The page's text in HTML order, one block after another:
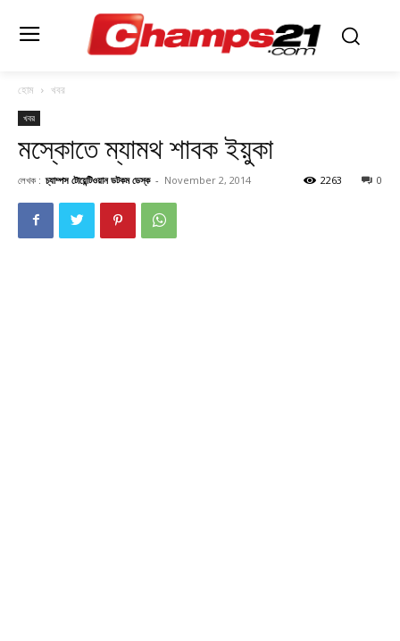
হোম খবর
খবর
মস্কোতে ম্যামথ শাবক ইয়ুকা
লেখক : চ্যাম্পস টোয়েন্টিওয়ান ডটকম ডেস্ক - November 2, 2014 0
2263